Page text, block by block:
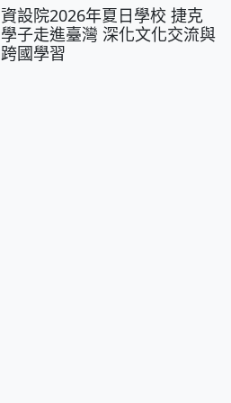
資設院2026年夏日學校 捷克
學子走進臺灣 深化文化交流與
跨國學習